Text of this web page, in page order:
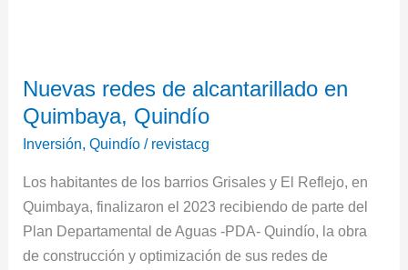
Nuevas redes de alcantarillado en
Quimbaya, Quindío
Inversión,Quindío / revistacg
Los habitantes de los barrios Grisales y El Reflejo, en
Quimbaya, finalizaron el 2023 recibiendo de parte del
Plan Departamental de Aguas -PDA- Quindío, la obra
de construcción y optimización de sus redes de
redes
de
alcantarillado
Quimbaya,
Quindío